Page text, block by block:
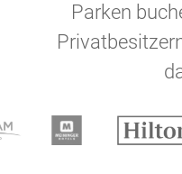
Parken